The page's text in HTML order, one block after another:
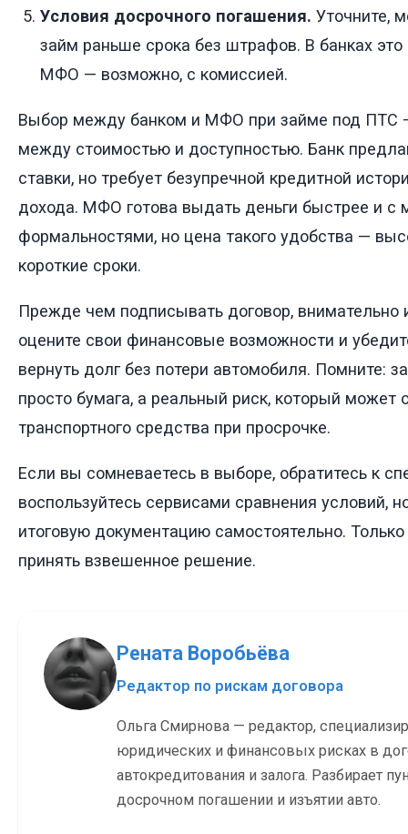
Условия досрочного погашения. Уточните,
займ раньше срока без штрафов. В банках
МФО — возможно, с комиссией.
Выбор между банком и МФО при займе под ПТС
между стоимостью и доступностью. Банк
ставки, но требует безупречной кредитной
дохода. МФО готова выдать деньги быстрее и с
формальностями, но цена такого удобства —
короткие сроки.
Прежде чем подписывать договор, внимательно
оцените свои финансовые возможности и
вернуть долг без потери автомобиля. Помните:
просто бумага, а реальный риск, который может
транспортного средства при просрочке.
Если вы сомневаетесь в выборе, обратитесь к
воспользуйтесь сервисами сравнения условий,
итоговую документацию самостоятельно.
принять взвешенное решение.
Рената Воробьёва
Редактор по рискам договора
Ольга Смирнова — редактор,
юридических и финансовых рисках в
автокредитования и залога. Разбирает
досрочном погашении и изъятии авто.